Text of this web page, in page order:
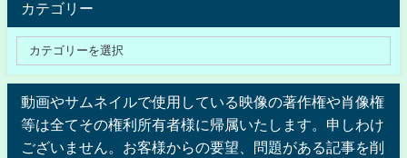
カテゴリー
動画やサムネイルで使用している映像の著作権や肖像権
等は全てその権利所有者様に帰属いたします。申しわけ
ございません。お客様からの要望、問題がある記事を削